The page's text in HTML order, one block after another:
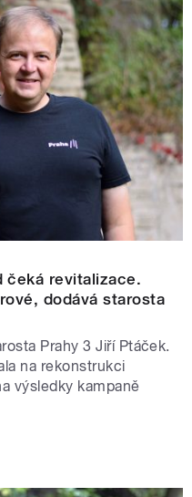
čeká revitalizace.
dodává starosta
Prahy 3 Jiří Ptáček.
na rekonstrukci
výsledky kampaně